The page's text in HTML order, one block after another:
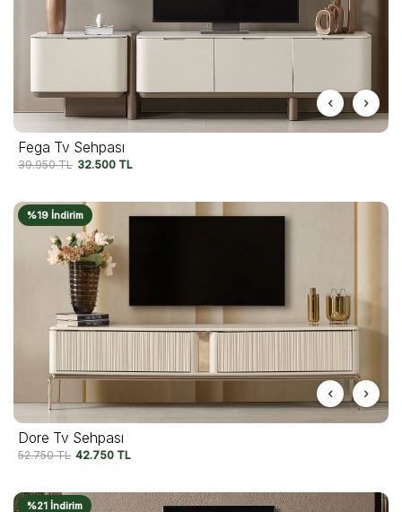
Fega Tv Sehpası
39.950TL 32.500 TL
%19 İndirim
Dore Tv Sehpası
52.750TL 42.750 TL
%21 İndirim